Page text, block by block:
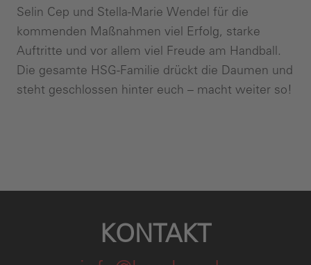
Selin Cep und Stella-Marie Wendel für die
kommenden Maßnahmen viel Erfolg, starke
Auftritte und vor allem viel Freude am Handball.
Die gesamte HSG-Familie drückt die Daumen und
steht geschlossen hinter euch – macht weiter so!
KONTAKT